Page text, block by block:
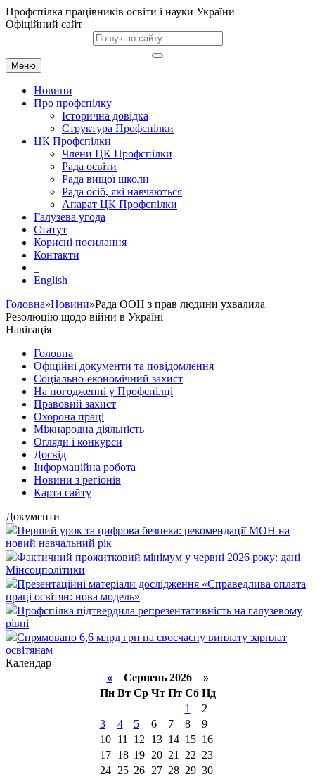
Профспілка працівників освіти і науки України
Офіційний сайт
Меню
Новини
Про профспілку
Історична довідка
Структура Профспілки
ЦК Профспілки
Члени ЦК Профспілки
Рада освіти
Рада вищої школи
Рада осіб, які навчаються
Апарат ЦК Профспілки
Галузева угода
Статут
Корисні посилання
Контакти
English
Головна»Новини»Рада ООН з прав людини ухвалила
Резолюцію щодо війни в Україні
Навігація
Головна
Офіційні документи та повідомлення
Соціально-економічний захист
На погодженні у Профспілці
Правовий захист
Охорона праці
Міжнародна діяльність
Огляди і конкурси
Досвід
Інформаційна робота
Новини з регіонів
Карта сайту
Документи
Перший урок та цифрова безпека: рекомендації МОН на
новий навчальний рік
Фактичний прожитковий мінімум у червні 2026 року: дані
Мінсоцполітики
Презентаційні матеріали дослідження «Справедлива оплата
праці освітян: нова модель»
Профспілка підтвердила репрезентативність на галузевому
рівні
Спрямовано 6,6 млрд грн на своєчасну виплату зарплат
освітянам
Календар
«Серпень 2026 »
Пн Вт Ср Чт Пт Сб Нд
1
2
3
4 5 6 7 8
9
10
11 12 13 14 15 16
17
18 19 20 21 22 23
24
25 26 27 28 29 30